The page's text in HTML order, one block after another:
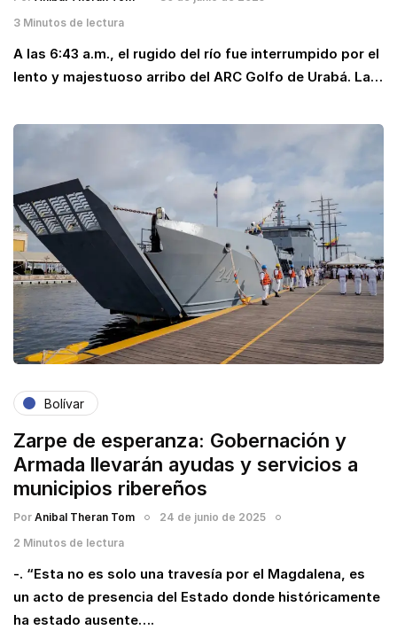
3 Minutos de lectura
A las 6:43 a.m., el rugido del río fue interrumpido por el
lento y majestuoso arribo del ARC Golfo de Urabá. La…
Bolívar
Zarpe de esperanza: Gobernación y
Armada llevarán ayudas y servicios a
municipios ribereños
Por Anibal Theran Tom
24 de junio de 2025
2 Minutos de lectura
-. “Esta no es solo una travesía por el Magdalena, es
un acto de presencia del Estado donde históricamente
ha estado ausente….